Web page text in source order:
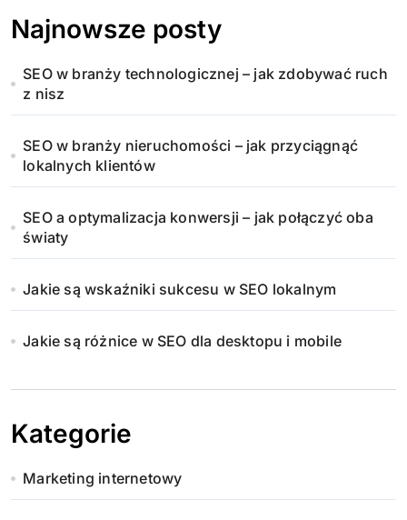
Najnowsze posty
SEO w branży technologicznej – jak zdobywać ruch
z nisz
SEO w branży nieruchomości – jak przyciągnąć
lokalnych klientów
SEO a optymalizacja konwersji – jak połączyć oba
światy
Jakie są wskaźniki sukcesu w SEO lokalnym
Jakie są różnice w SEO dla desktopu i mobile
Kategorie
Marketing internetowy